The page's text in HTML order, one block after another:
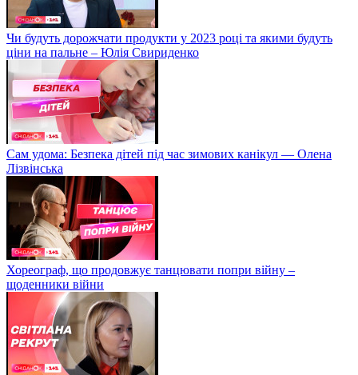
Чи будуть дорожчати продукти у 2023 році та якими будуть
ціни на пальне – Юлія Свириденко
Сам удома: Безпека дітей під час зимових канікул — Олена
Лізвінська
Хореограф, що продовжує танцювати попри війну –
щоденники війни